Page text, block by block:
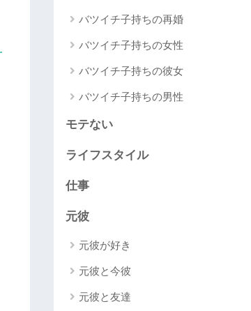
バツイチ子持ちの再婚
バツイチ子持ちの女性
バツイチ子持ちの彼女
バツイチ子持ちの男性
モテない
ライフスタイル
仕事
元彼
元彼が好き
元彼と今彼
元彼と友達